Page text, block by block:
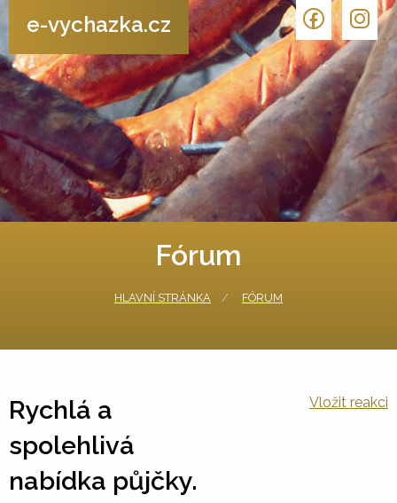
e-vychazka.cz
Fórum
HLAVNÍ STRÁNKA FÓRUM
Rychlá a
spolehlivá
nabídka půjčky.
Vložit reakci